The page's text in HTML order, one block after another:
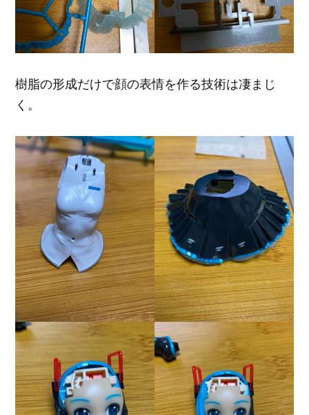
樹脂の形成だけで顔の表情を作る技術は凄まじ
く。